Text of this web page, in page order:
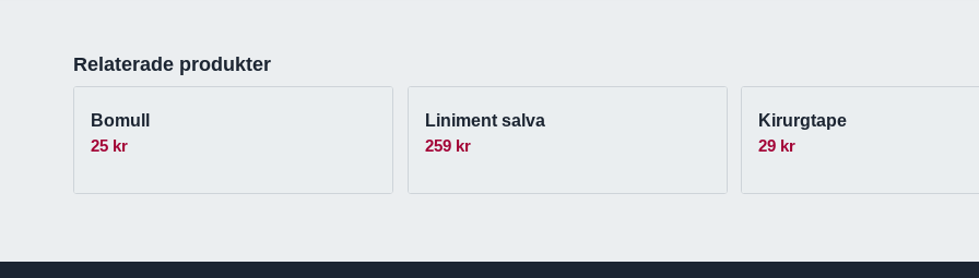
Relaterade produkter
Bomull
25 kr
Liniment salva
259 kr
Kirurgtape
29 kr